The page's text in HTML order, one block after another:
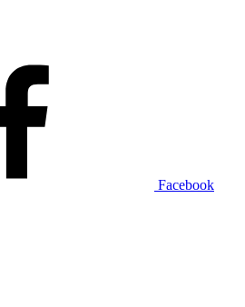
Facebook